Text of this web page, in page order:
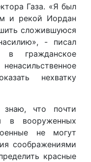
Газа. «Я был
и рекой Иордан
сложившуюся
- писал
гражданское
нехватку
что почти
в вооруженных
не могут
соображениями
красные